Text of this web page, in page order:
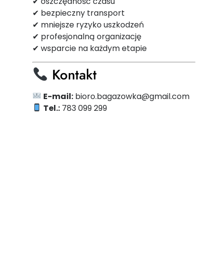
✔ bezpieczny transport
✔ mniejsze ryzyko uszkodzeń
✔ profesjonalną organizację
✔ wsparcie na każdym etapie
Kontakt
E-mail: bioro.bagazowka@gmail.com
Tel.: 783 099 299